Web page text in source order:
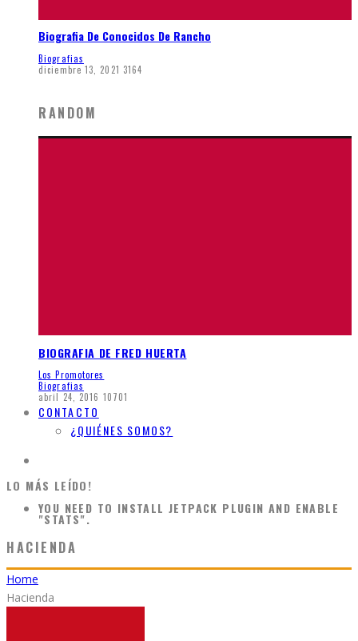
Biografia De Conocidos De Rancho
Biografias
diciembre 13, 2021 3164
RANDOM
BIOGRAFIA DE FRED HUERTA
Los Promotores
Biografias
abril 24, 2016 10701
CONTACTO
¿QUIÉNES SOMOS?
LO MÁS LEÍDO!
YOU NEED TO INSTALL JETPACK PLUGIN AND ENABLE
"STATS".
HACIENDA
Home
Hacienda